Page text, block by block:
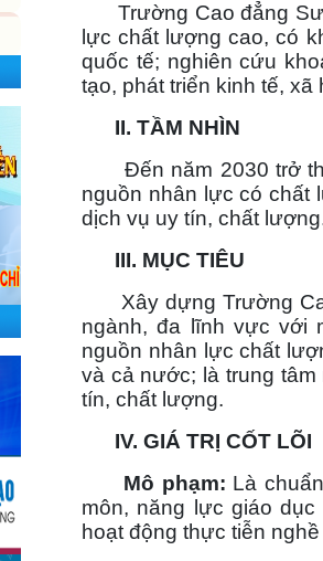
Trường Cao đẳng Sư
lực chất lượng cao, có
quốc tế; nghiên cứu
tạo, phát triển kinh tế,
II. TẦM NHÌN
Đến năm 2030 trở
nguồn nhân lực có chất
dịch vụ uy tín, chất
III. MỤC TIÊU
Xây dựng Trường
ngành, đa lĩnh vực với
nguồn nhân lực chất
và cả nước; là trung
tín, chất lượng.
IV. GIÁ TRỊ CỐT LÕI
Mô phạm: Là
môn, năng lực giáo
hoạt động thực tiễn